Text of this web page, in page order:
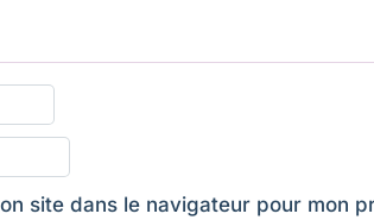
site dans le navigateur pour mon